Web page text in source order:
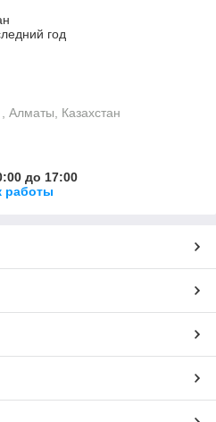
год
Алматы, Казахстан
до 17:00
работы